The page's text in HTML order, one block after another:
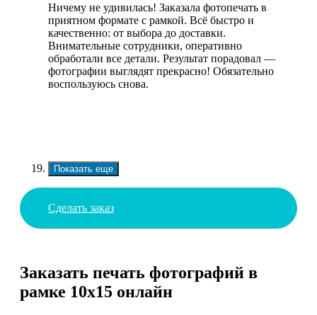
Ничему не удивилась! Заказала фотопечать в
приятном формате с рамкой. Всё быстро и
качественно: от выбора до доставки.
Внимательные сотрудники, оперативно
обработали все детали. Результат порадовал —
фотографии выглядят прекрасно! Обязательно
воспользуюсь снова.
Показать еще
Сделать заказ
Заказать печать фотографий в
рамке 10х15 онлайн